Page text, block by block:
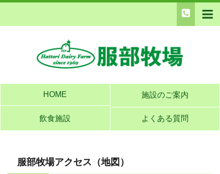
HOME 施設のご案内
飲食施設 よくある質問
服部牧場アクセス（地図）